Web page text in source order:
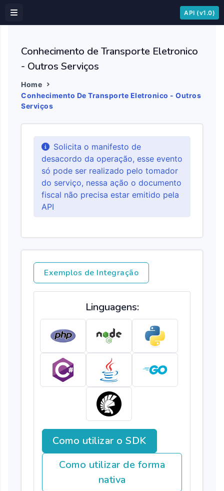
API (v1.0)
Conhecimento de Transporte Eletronico
- Outros Serviços
Home
Conhecimento De Transporte Eletronico - Outros
Serviços
Solicita o manifesto de
desacordo da operação, esse evento
só pode ser realizado pelo tomador
do serviço, nessa ação o documento
fiscal não precisa estar emitido pela
API
Exemplos de Integração
Linguagens:
Como utilizar o SDK
Como utilizar de forma
nativa